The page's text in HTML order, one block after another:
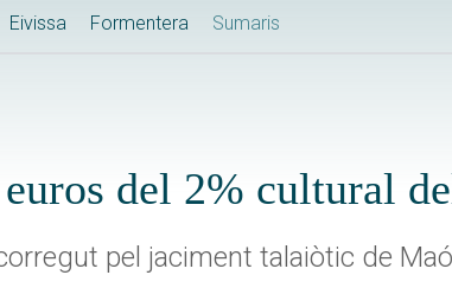
Eivissa Formentera Sumaris
del 2% cultural
pel jaciment talaiòtic de Maó